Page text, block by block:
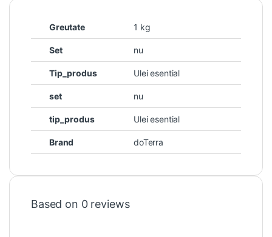
Greutate 1 kg
Set nu
Tip_produs Ulei esential
set nu
tip_produs Ulei esential
Brand doTerra
Based on 0 reviews